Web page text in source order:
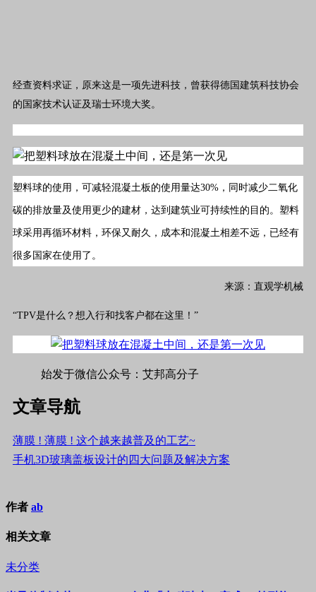
经查资料求证，原来这是一项先进科技，曾获得德国建筑科技协会
的国家技术认证及瑞士环境大奖。
塑料球的使用，可减轻混凝土板的使用量达30%，同时减少二氧化
碳的排放量及使用更少的建材，达到建筑业可持续性的目的。塑料
球采用再循环材料，环保又耐久，成本和混凝土相差不远，已经有
很多国家在使用了。
来源： 直观学机械
“TPV是什么？想入行和找客户都在这里！”
始发于微信公众号：艾邦高分子
文章导航
薄膜 ! 薄膜 ! 这个越来越普及的工艺~
手机3D玻璃盖板设计的四大问题及解决方案
作者 ab
相关文章
未分类